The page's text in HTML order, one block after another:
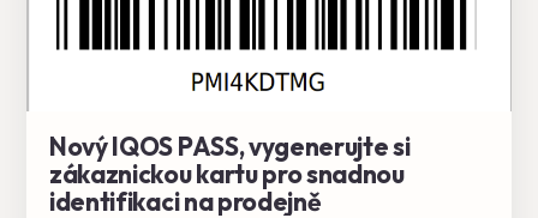
Nový IQOS PASS, vygenerujte si
zákaznickou kartu pro snadnou
identifikaci na prodejně